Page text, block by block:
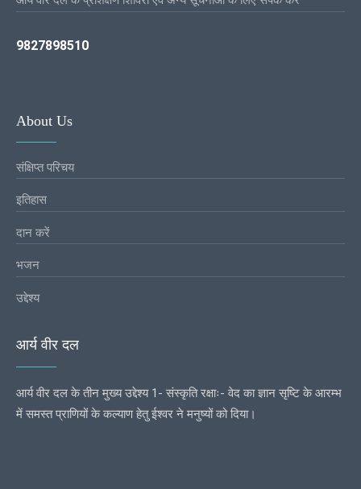
9827898510
About Us
संक्षिप्त परिचय
इतिहास
दान करें
भजन
उद्देश्य
आर्य वीर दल
आर्य वीर दल के तीन मुख्य उद्देश्य 1- संस्कृति रक्षाः- वेद का ज्ञान सृष्टि के आरम्भ
में समस्त प्राणियों के कल्याण हेतु ईश्वर ने मनुष्यों को दिया।